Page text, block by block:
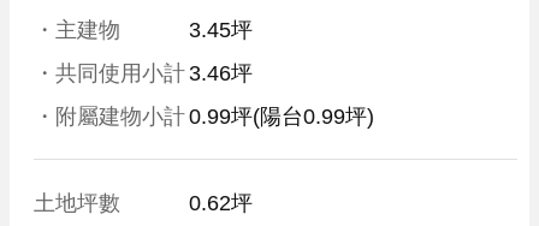
・主建物
3.45坪
・共同使用小計 3.46坪
・附屬建物小計0.99坪(陽台0.99坪)
土地坪數
0.62坪